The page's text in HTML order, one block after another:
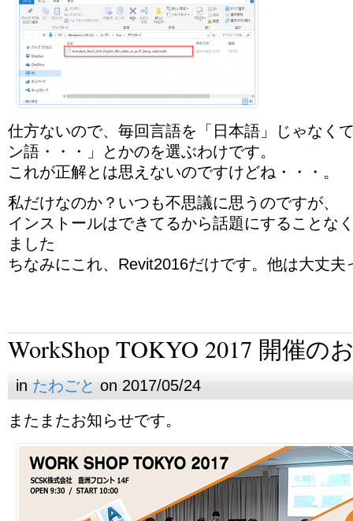
仕方ないので、毎回言語を「日本語」じゃなく
ン語・・・」とかのを選ぶわけです。
これが正解とは思えないのですけどね・・・。
私だけなのか？いつも不思議に思うのですが、
インストールはできてるから話題にすることな
ました
ちなみにこれ、Revit2016だけです。他は大丈夫
WorkShop TOKYO 2017 開催の
in たわごと on 2017/05/24
またまたお知らせです。